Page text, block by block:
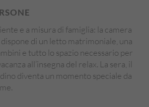
e a misura di famiglia: la camera
di un letto matrimoniale, una
e tutto lo spazio necessario per
all’insegna del relax. La sera, il
diventa un momento speciale da